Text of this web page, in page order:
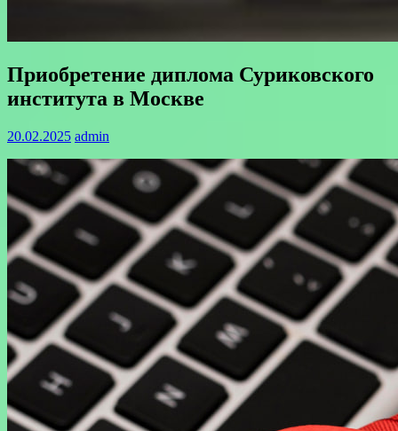
Приобретение диплома Суриковского
института в Москве
20.02.2025 admin